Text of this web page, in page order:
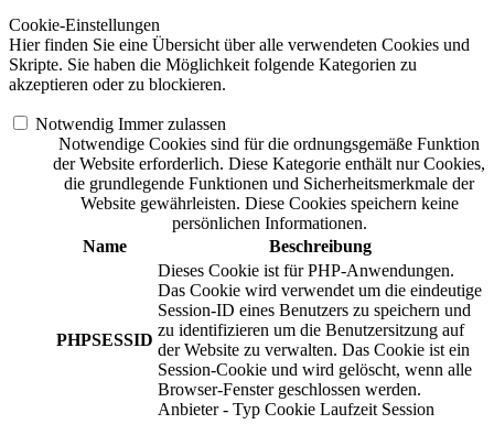
Cookie-Einstellungen
Hier finden Sie eine Übersicht über alle verwendeten Cookies und
Skripte. Sie haben die Möglichkeit folgende Kategorien zu
akzeptieren oder zu blockieren.
Notwendig Immer zulassen
Notwendige Cookies sind für die ordnungsgemäße Funktion
der Website erforderlich. Diese Kategorie enthält nur Cookies,
die grundlegende Funktionen und Sicherheitsmerkmale der
Website gewährleisten. Diese Cookies speichern keine
persönlichen Informationen.
Name
Beschreibung
PHPSESSID
Dieses Cookie ist für PHP-Anwendungen.
Das Cookie wird verwendet um die eindeutige
Session-ID eines Benutzers zu speichern und
zu identifizieren um die Benutzersitzung auf
der Website zu verwalten. Das Cookie ist ein
Session-Cookie und wird gelöscht, wenn alle
Browser-Fenster geschlossen werden.
Anbieter - Typ Cookie Laufzeit Session